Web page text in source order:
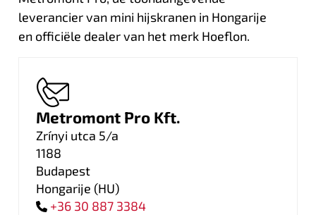
leverancier van mini hijskranen in Hongarije
en officiële dealer van het merk Hoeflon.
Metromont Pro Kft.
Zrínyi utca 5/a
1188
Budapest
Hongarije (HU)
+36 30 887 3384